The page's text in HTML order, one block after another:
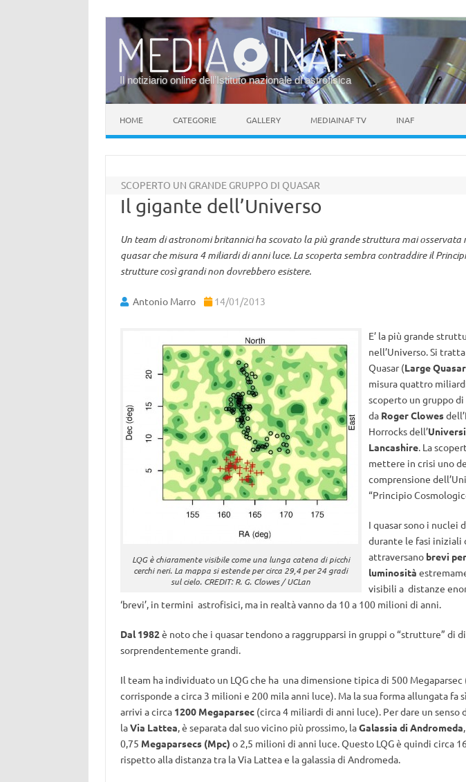
Il notiziario online dell’Istituto nazionale di astrofisica
HOME CATEGORIE GALLERY MEDIAINAF TV INAF
SCOPERTO UN GRANDE GRUPPO DI QUASAR
Il gigante dell’Universo
Un team di astronomi britannici ha scovato la più grande struttura mai osservata
quasar che misura 4 miliardi di anni luce. La scoperta sembra contraddire il
strutture così grandi non dovrebbero esistere.
Antonio Marro 14/01/2013
LQG è chiaramente visibile come una lunga catena di picchi
cerchi neri. La mappa si estende per circa 29,4 per 24 gradi
sul cielo. CREDIT: R. G. Clowes / UCLan
E’ la più grande
nell’Universo. Si
Quasar (Large
misura quattro
scoperto un gruppo
da Roger Clowes
Horrocks dell’
Lancashire. La
mettere in crisi uno
comprensione
“Principio
I quasar sono i nuclei
durante le fasi iniziali
attraversano brevi
luminosità
visibili a distanze
‘brevi’, in termini astrofisici, ma in realtà vanno da 10 a 100 milioni di anni.
Dal 1982è noto che i quasar tendono a raggrupparsi in gruppi o “strutture” di
sorprendentemente grandi.
Il team ha individuato un LQG che ha una dimensione tipica di 500 Megaparsec
corrisponde a circa 3 milioni e 200 mila anni luce). Ma la sua forma allungata fa
arrivi a circa 1200 Megaparsec(circa 4 miliardi di anni luce). Per dare un senso
laVia Lattea, è separata dal suo vicino più prossimo, laGalassia di Andromeda
0,75 Megaparsecs (Mpc) o 2,5 milioni di anni luce. Questo LQG è quindi circa
rispetto alla distanza tra la Via Lattea e la galassia di Andromeda.